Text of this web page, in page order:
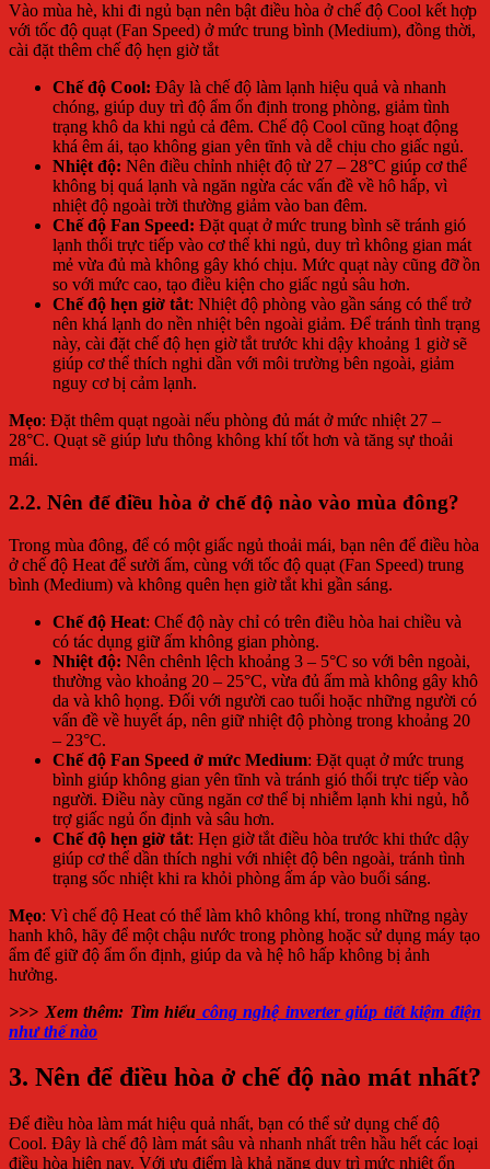
Vào mùa hè, khi đi ngủ bạn nên bật điều hòa ở chế độ Cool kết hợp
với tốc độ quạt (Fan Speed) ở mức trung bình (Medium), đồng thời,
cài đặt thêm chế độ hẹn giờ tắt
Chế độ Cool: Đây là chế độ làm lạnh hiệu quả và nhanh
chóng, giúp duy trì độ ẩm ổn định trong phòng, giảm tình
trạng khô da khi ngủ cả đêm. Chế độ Cool cũng hoạt động
khá êm ái, tạo không gian yên tĩnh và dễ chịu cho giấc ngủ.
Nhiệt độ: Nên điều chỉnh nhiệt độ từ 27 – 28°C giúp cơ thể
không bị quá lạnh và ngăn ngừa các vấn đề về hô hấp, vì
nhiệt độ ngoài trời thường giảm vào ban đêm.
Chế độ Fan Speed: Đặt quạt ở mức trung bình sẽ tránh gió
lạnh thổi trực tiếp vào cơ thể khi ngủ, duy trì không gian mát
mẻ vừa đủ mà không gây khó chịu. Mức quạt này cũng đỡ ồn
so với mức cao, tạo điều kiện cho giấc ngủ sâu hơn.
Chế độ hẹn giờ tắt: Nhiệt độ phòng vào gần sáng có thể trở
nên khá lạnh do nền nhiệt bên ngoài giảm. Để tránh tình trạng
này, cài đặt chế độ hẹn giờ tắt trước khi dậy khoảng 1 giờ sẽ
giúp cơ thể thích nghi dần với môi trường bên ngoài, giảm
nguy cơ bị cảm lạnh.
Mẹo: Đặt thêm quạt ngoài nếu phòng đủ mát ở mức nhiệt 27 –
28°C. Quạt sẽ giúp lưu thông không khí tốt hơn và tăng sự thoải
mái.
2.2. Nên để điều hòa ở chế độ nào vào mùa đông?
Trong mùa đông, để có một giấc ngủ thoải mái, bạn nên để điều hòa
ở chế độ Heat để sưởi ấm, cùng với tốc độ quạt (Fan Speed) trung
bình (Medium) và không quên hẹn giờ tắt khi gần sáng.
Chế độ Heat: Chế độ này chỉ có trên điều hòa hai chiều và
có tác dụng giữ ấm không gian phòng.
Nhiệt độ: Nên chênh lệch khoảng 3 – 5°C so với bên ngoài,
thường vào khoảng 20 – 25°C, vừa đủ ấm mà không gây khô
da và khô họng. Đối với người cao tuổi hoặc những người có
vấn đề về huyết áp, nên giữ nhiệt độ phòng trong khoảng 20
– 23°C.
Chế độ Fan Speed ở mức Medium: Đặt quạt ở mức trung
bình giúp không gian yên tĩnh và tránh gió thổi trực tiếp vào
người. Điều này cũng ngăn cơ thể bị nhiễm lạnh khi ngủ, hỗ
trợ giấc ngủ ổn định và sâu hơn.
Chế độ hẹn giờ tắt: Hẹn giờ tắt điều hòa trước khi thức dậy
giúp cơ thể dần thích nghi với nhiệt độ bên ngoài, tránh tình
trạng sốc nhiệt khi ra khỏi phòng ấm áp vào buổi sáng.
Mẹo: Vì chế độ Heat có thể làm khô không khí, trong những ngày
hanh khô, hãy để một chậu nước trong phòng hoặc sử dụng máy tạo
ẩm để giữ độ ẩm ổn định, giúp da và hệ hô hấp không bị ảnh
hưởng.
>>> Xem thêm: Tìm hiểu công nghệ inverter giúp tiết kiệm điện
như thế nào
3. Nên để điều hòa ở chế độ nào mát nhất?
Để điều hòa làm mát hiệu quả nhất, bạn có thể sử dụng chế độ
Cool. Đây là chế độ làm mát sâu và nhanh nhất trên hầu hết các loại
điều hòa hiện nay. Với ưu điểm là khả năng duy trì mức nhiệt ổn